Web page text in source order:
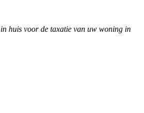
in huis voor de taxatie van uw woning in